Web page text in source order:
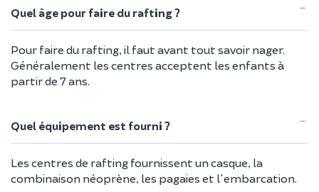
Quel âge pour faire du rafting ?
Pour faire du rafting, il faut avant tout savoir nager.
Généralement les centres acceptent les enfants à
partir de 7 ans.
Quel équipement est fourni ?
Les centres de rafting fournissent un casque, la
combinaison néoprène, les pagaies et l'embarcation.